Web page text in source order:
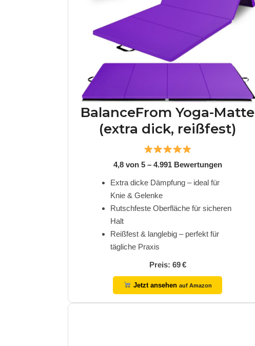
BalanceFrom Yoga-Matte
(extra dick, reißfest)
4,8 von 5 – 4.991 Bewertungen
Extra dicke Dämpfung – ideal für
Knie & Gelenke
Rutschfeste Oberfläche für sicheren
Halt
Reißfest & langlebig – perfekt für
tägliche Praxis
Preis: 69 €
Jetzt ansehen auf Amazon